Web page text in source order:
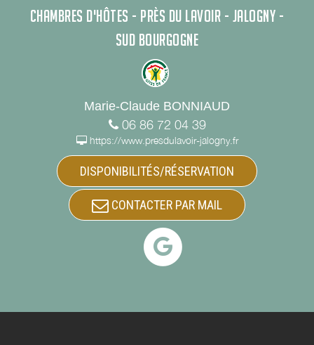
CHAMBRES D'HÔTES - PRÈS DU LAVOIR - JALOGNY -
SUD BOURGOGNE
Marie-Claude BONNIAUD
06 86 72 04 39
https://www.presdulavoir-jalogny.fr
DISPONIBILITÉS/RÉSERVATION
CONTACTER PAR MAIL